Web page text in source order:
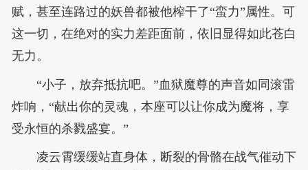
赋，甚至连路过的妖兽都被他榨干了“蛮力”属性。可
这一切，在绝对的实力差距面前，依旧显得如此苍白
无力。
“小子，放弃抵抗吧。”血狱魔尊的声音如同滚雷
炸响，“献出你的灵魂，本座可以让你成为魔将，享
受永恒的杀戮盛宴。”
凌云霄缓缓站直身体，断裂的骨骼在战气催动下